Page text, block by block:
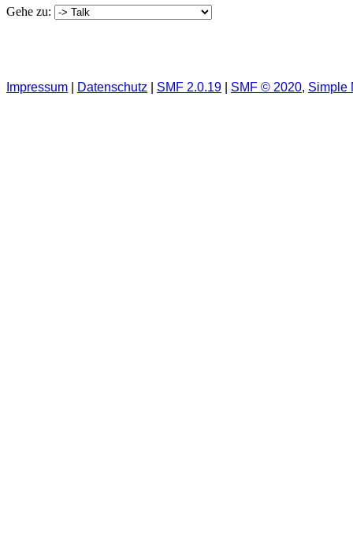
Gehe zu:
Impressum Datenschutz SMF 2.0.19 SMF © 2020, Simple